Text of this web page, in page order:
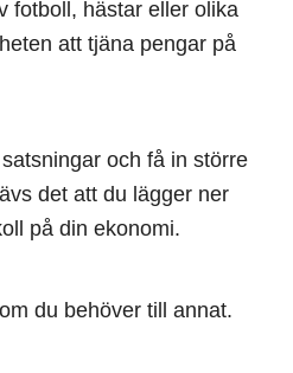
fotboll, hästar eller olika
att tjäna pengar på
och få in större
det att du lägger ner
på din ekonomi.
du behöver till annat.